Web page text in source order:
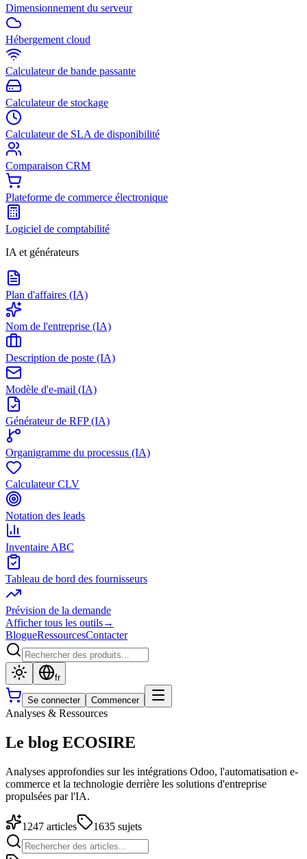
Dimensionnement du serveur
Hébergement cloud
Calculateur de bande passante
Calculateur de stockage
Calculateur de SLA de disponibilité
Comparaison CRM
Plateforme de commerce électronique
Logiciel de comptabilité
IA et générateurs
Plan d'affaires (IA)
Nom de l'entreprise (IA)
Description de poste (IA)
Modèle d'e-mail (IA)
Générateur de RFP (IA)
Organigramme du processus (IA)
Calculateur CLV
Notation des leads
Inventaire ABC
Tableau de bord des fournisseurs
Prévision de la demande
Afficher tous les outils→
BlogueRessourcesContacter
fr
Se connecter Commencer
Analyses & Ressources
Le blog ECOSIRE
Analyses approfondies sur les intégrations Odoo, l'automatisation e-
commerce et la technologie derrière les solutions d'entreprise
propulsées par l'IA.
1247 articles 1635 sujets